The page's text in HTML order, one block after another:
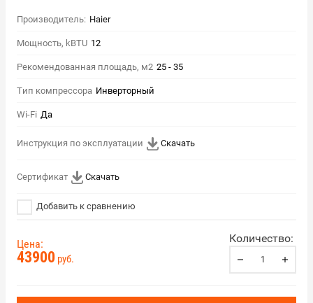
Производитель: Haier
Мощность, kBTU 12
Рекомендованная площадь, м2 25 - 35
Тип компрессора Инверторный
Wi-Fi Да
Инструкция по эксплуатации Скачать
Сертификат Скачать
Добавить к сравнению
Цена:
43900 руб.
Количество: